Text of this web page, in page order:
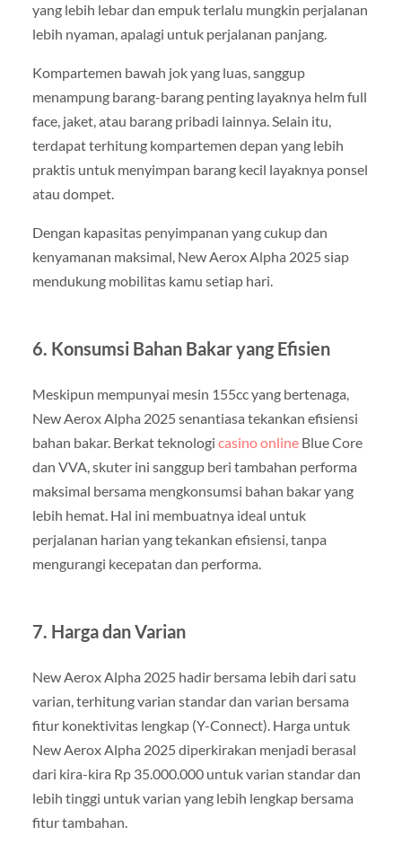
yang lebih lebar dan empuk terlalu mungkin perjalanan
lebih nyaman, apalagi untuk perjalanan panjang.
Kompartemen bawah jok yang luas, sanggup
menampung barang-barang penting layaknya helm full
face, jaket, atau barang pribadi lainnya. Selain itu,
terdapat terhitung kompartemen depan yang lebih
praktis untuk menyimpan barang kecil layaknya ponsel
atau dompet.
Dengan kapasitas penyimpanan yang cukup dan
kenyamanan maksimal, New Aerox Alpha 2025 siap
mendukung mobilitas kamu setiap hari.
6. Konsumsi Bahan Bakar yang Efisien
Meskipun mempunyai mesin 155cc yang bertenaga,
New Aerox Alpha 2025 senantiasa tekankan efisiensi
bahan bakar. Berkat teknologi casino onlineBlue Core
dan VVA, skuter ini sanggup beri tambahan performa
maksimal bersama mengkonsumsi bahan bakar yang
lebih hemat. Hal ini membuatnya ideal untuk
perjalanan harian yang tekankan efisiensi, tanpa
mengurangi kecepatan dan performa.
7. Harga dan Varian
New Aerox Alpha 2025 hadir bersama lebih dari satu
varian, terhitung varian standar dan varian bersama
fitur konektivitas lengkap (Y-Connect). Harga untuk
New Aerox Alpha 2025 diperkirakan menjadi berasal
dari kira-kira Rp 35.000.000 untuk varian standar dan
lebih tinggi untuk varian yang lebih lengkap bersama
fitur tambahan.